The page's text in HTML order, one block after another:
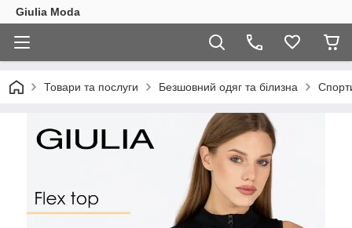
Giulia Moda
Товари та послуги Безшовний одяг та білизна